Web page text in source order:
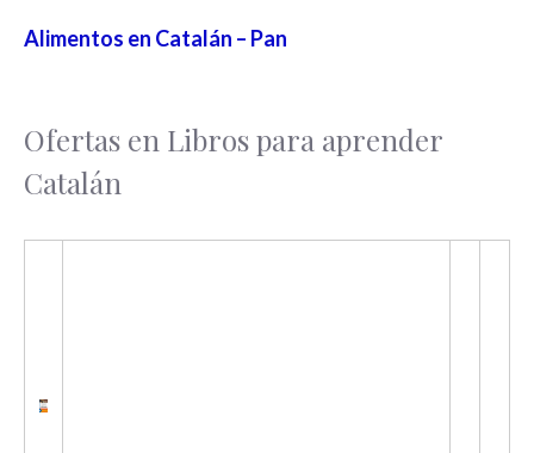
Alimentos en Catalán – Pan
Ofertas en Libros para aprender
Catalán